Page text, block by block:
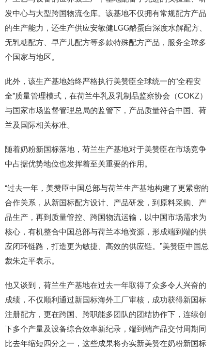
发中心与大型跨国物流仓库。该基地不仅拥有常规配方产品
的生产能力，还生产供应安敏健LGG酪蛋白深度水解配方、
无乳糖配方、早产儿配方等多款特殊配方产品，服务全球多
个国家与地区。
此外，该生产基地始终严格执行美赞臣全球统一的“全程安
全”质量管理模式，在荷兰牛乳及乳制品监察协会（COKZ）
与国家市场监督管理总局的监管下，产品质量符合中国、荷
兰及国际相关标准。
随着奶粉新国标落地，荷兰生产基地对于美赞臣在市场竞争
中占据优势地位也发挥着至关重要的作用。
“过去一年，美赞臣中国总部与荷兰生产基地构建了更紧密的
合作关系，从新国标配方设计、产品研发，到原料采购、产
品生产，再到质量管控、跨国物流运输，以中国市场需求为
核心，有机整合中国总部与荷兰本地资源，形成端到端的供
应闭环链路，打造更为敏捷、高效的供应链。”美赞臣中国总
裁朱定平表示。
他又谈到，荷兰生产基地在过去一年取得了众多令人兴奋的
成绩，不仅顺利通过新国标海外工厂审核，成功获得新国标
注册配方，更在跨国、跨职能多团队的团结协作下，连续创
下多个产量及设备综合效率新纪录，端到端产品交付周期同
比去年缩短四分之一，这些成果将夯实新美赞在奶粉新国标